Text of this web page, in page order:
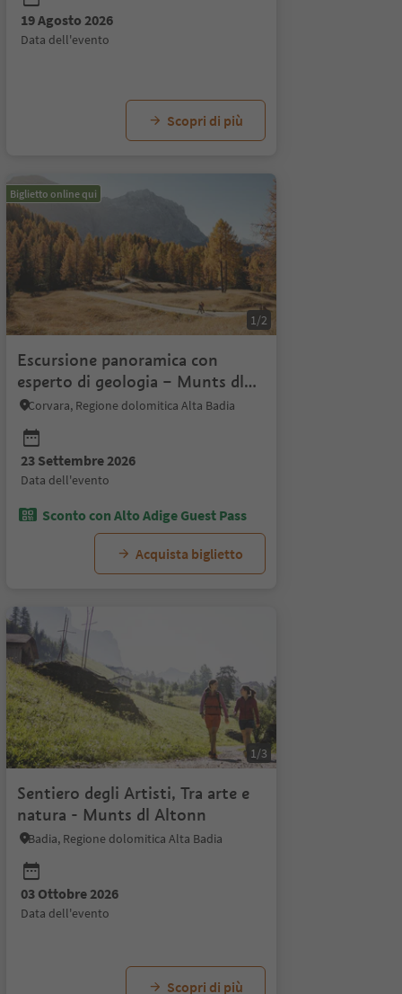
19 Agosto 2026
data dell'evento
Scopri di più
Biglietto online qui
1/2
Escursione panoramica con
esperto di geologia – Munts dl
Altonn
Corvara, Regione dolomitica Alta Badia
23 Settembre 2026
data dell'evento
Sconto con Alto Adige Guest Pass
Acquista biglietto
1/3
Sentiero degli Artisti, Tra arte e
natura - Munts dl Altonn
Badia, Regione dolomitica Alta Badia
03 Ottobre 2026
data dell'evento
Scopri di più